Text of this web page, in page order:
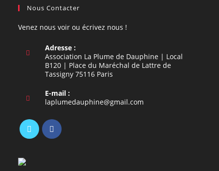
Nous Contacter
Venez nous voir ou écrivez nous !
Adresse :
Association La Plume de Dauphine | Local
B120 | Place du Maréchal de Lattre de
Tassigny 75116 Paris
E-mail :
laplumedauphine@gmail.com
dans
un